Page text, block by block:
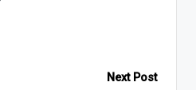
Next Post